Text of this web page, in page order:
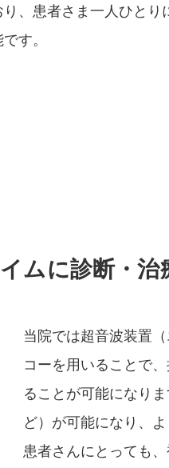
、患者さま一人ひとり
す。
ムに診断・治
当院では超音波装置
コーを用いることで
ることが可能になり
ど）が可能になり、
患者さんにとっても